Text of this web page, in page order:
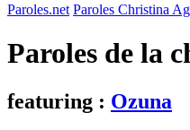
Paroles.net Paroles Christina
Paroles de la
featuring : Ozuna